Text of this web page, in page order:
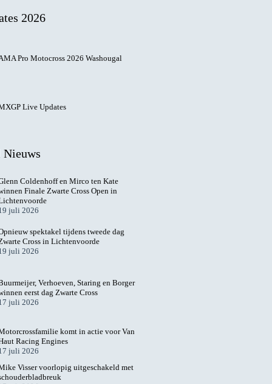
2026
Pro Motocross 2026 Washougal
Live Updates
Nieuws
Coldenhoff en Mirco ten Kate
Finale Zwarte Cross Open in
juli 2026
spektakel tijdens tweede dag
Cross in Lichtenvoorde
juli 2026
Verhoeven, Staring en Borger
eerst dag Zwarte Cross
juli 2026
komt in actie voor Van
Racing Engines
juli 2026
Visser voorlopig uitgeschakeld met